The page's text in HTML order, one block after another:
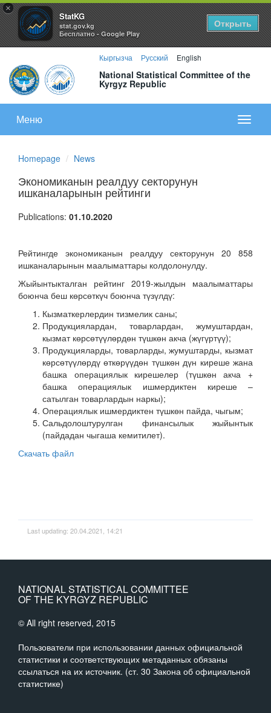
×
StatKG
stat.gov.kg
Бесплатно - Google Play
Открыть
Кыргызча Русский English
National Statistical Committee of the
Kyrgyz Republic
меню
Меню
Homepage News
Экономиканын реалдуу секторунун
ишканаларынын рейтинги
Publications: 01.10.2020
Рейтингде экономиканын реалдуу секторунун 20 858
ишканаларынын маалыматтары колдолонулду.
Жыйынтыкталган рейтинг 2019-жылдын маалыматтары
боюнча беш көрсөткүч боюнча түзүлдү:
Кызматкерлердин тизмелик саны;
Продукциялардан, товарлардан, жумуштардан,
кызмат көрсөтүүлөрдөн түшкөн акча (жүгүртүү);
Продукцияларды, товарларды, жумуштарды, кызмат
көрсөтүүлөрдү өткөрүүдөн түшкөн дүн киреше жана
башка операциялык кирешелер (түшкөн акча +
башка операциялык ишмердиктен киреше –
сатылган товарлардын наркы);
Операциялык ишмердиктен түшкөн пайда, чыгым;
Сальдолоштурулган финансылык жыйынтык
(пайдадан чыгаша кемитилет).
Скачать файл
Last updating: 20.04.2021, 14:21
NATIONAL STATISTICAL COMMITTEE
OF THE KYRGYZ REPUBLIC
© All right reserved, 2015
Пользователи при использовании данных официальной
статистики и соответствующих метаданных обязаны
ссылаться на их источник. (ст. 30 Закона об официальной
статистике)